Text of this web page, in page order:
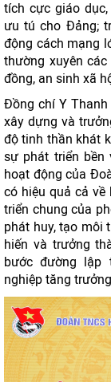
tích cực giáo
ưu tú cho Đảng;
động cách mạng
thường xuyên
đồng, an sinh xã
Đồng chí Y Thanh
xây dựng và
độ tinh thần khát
sự phát triển bền
hoạt động của
có hiệu quả cả về
triển chung của
phát huy, tạo môi
hiến và trưởng
bước đường lập
nghiệp tăng